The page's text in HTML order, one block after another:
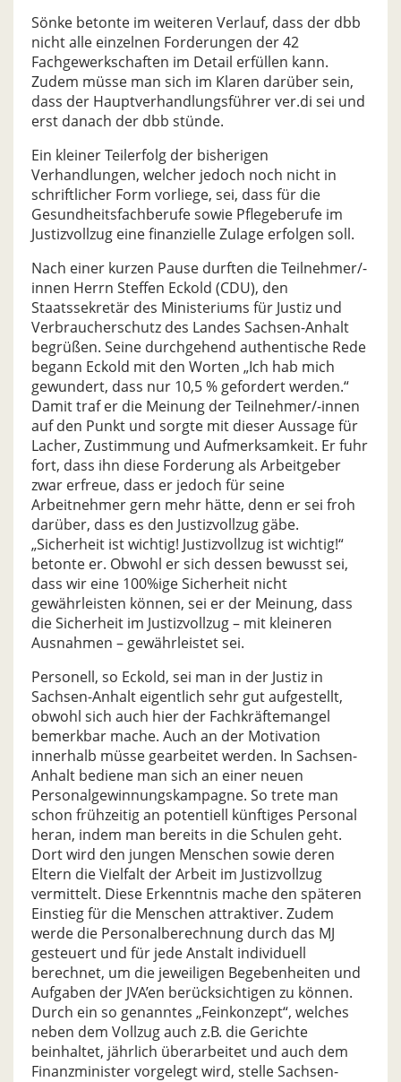
Sönke betonte im weiteren Verlauf, dass der dbb
nicht alle einzelnen Forderungen der 42
Fachgewerkschaften im Detail erfüllen kann.
Zudem müsse man sich im Klaren darüber sein,
dass der Hauptverhandlungsführer ver.di sei und
erst danach der dbb stünde.
Ein kleiner Teilerfolg der bisherigen
Verhandlungen, welcher jedoch noch nicht in
schriftlicher Form vorliege, sei, dass für die
Gesundheitsfachberufe sowie Pflegeberufe im
Justizvollzug eine finanzielle Zulage erfolgen soll.
Nach einer kurzen Pause durften die Teilnehmer/-
innen Herrn Steffen Eckold (CDU), den
Staatssekretär des Ministeriums für Justiz und
Verbraucherschutz des Landes Sachsen-Anhalt
begrüßen. Seine durchgehend authentische Rede
begann Eckold mit den Worten „Ich hab mich
gewundert, dass nur 10,5 % gefordert werden.“
Damit traf er die Meinung der Teilnehmer/-innen
auf den Punkt und sorgte mit dieser Aussage für
Lacher, Zustimmung und Aufmerksamkeit. Er fuhr
fort, dass ihn diese Forderung als Arbeitgeber
zwar erfreue, dass er jedoch für seine
Arbeitnehmer gern mehr hätte, denn er sei froh
darüber, dass es den Justizvollzug gäbe.
„Sicherheit ist wichtig! Justizvollzug ist wichtig!“
betonte er. Obwohl er sich dessen bewusst sei,
dass wir eine 100%ige Sicherheit nicht
gewährleisten können, sei er der Meinung, dass
die Sicherheit im Justizvollzug – mit kleineren
Ausnahmen – gewährleistet sei.
Personell, so Eckold, sei man in der Justiz in
Sachsen-Anhalt eigentlich sehr gut aufgestellt,
obwohl sich auch hier der Fachkräftemangel
bemerkbar mache. Auch an der Motivation
innerhalb müsse gearbeitet werden. In Sachsen-
Anhalt bediene man sich an einer neuen
Personalgewinnungskampagne. So trete man
schon frühzeitig an potentiell künftiges Personal
heran, indem man bereits in die Schulen geht.
Dort wird den jungen Menschen sowie deren
Eltern die Vielfalt der Arbeit im Justizvollzug
vermittelt. Diese Erkenntnis mache den späteren
Einstieg für die Menschen attraktiver. Zudem
werde die Personalberechnung durch das MJ
gesteuert und für jede Anstalt individuell
berechnet, um die jeweiligen Begebenheiten und
Aufgaben der JVA’en berücksichtigen zu können.
Durch ein so genanntes „Feinkonzept“, welches
neben dem Vollzug auch z.B. die Gerichte
beinhaltet, jährlich überarbeitet und auch dem
Finanzminister vorgelegt wird, stelle Sachsen-